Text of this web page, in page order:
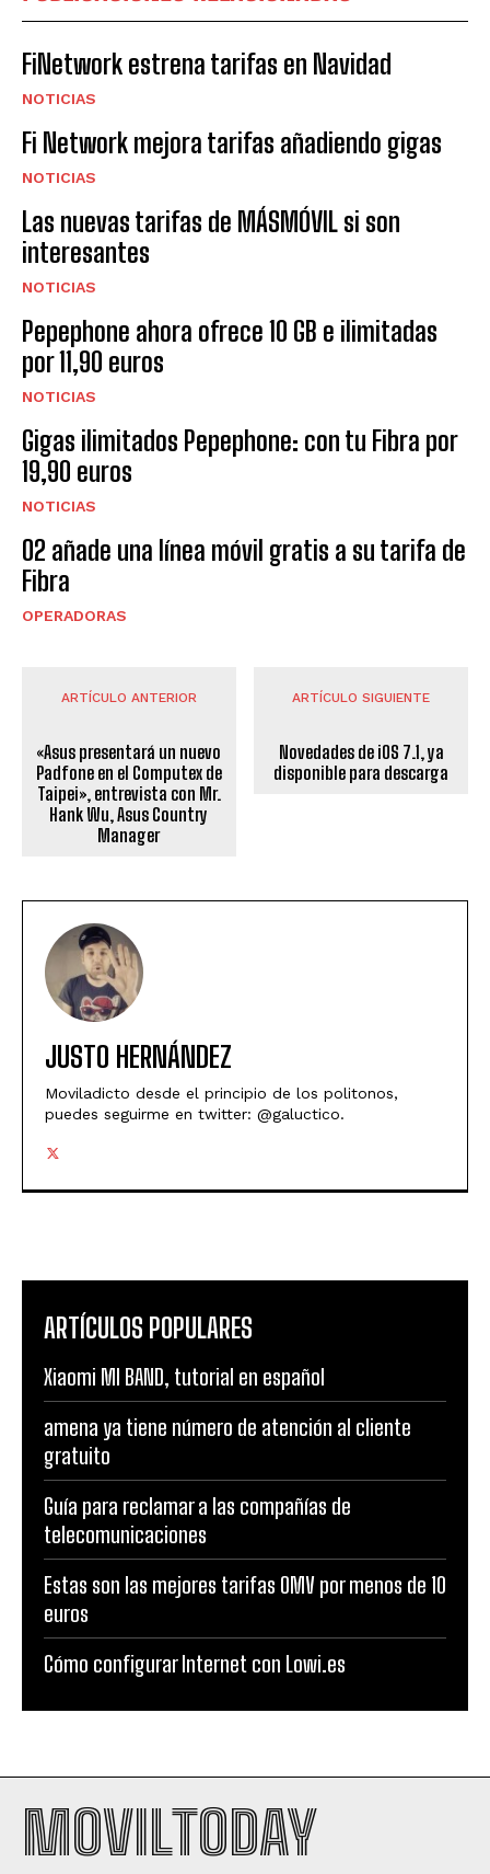
FiNetwork estrena tarifas en Navidad
NOTICIAS
Fi Network mejora tarifas añadiendo gigas
NOTICIAS
Las nuevas tarifas de MÁSMÓVIL si son
interesantes
NOTICIAS
Pepephone ahora ofrece 10 GB e ilimitadas
por 11,90 euros
NOTICIAS
Gigas ilimitados Pepephone: con tu Fibra por
19,90 euros
NOTICIAS
O2 añade una línea móvil gratis a su tarifa de
Fibra
OPERADORAS
ARTÍCULO ANTERIOR
«Asus presentará un nuevo
Padfone en el Computex de
Taipei», entrevista con Mr.
Hank Wu, Asus Country
Manager
ARTÍCULO SIGUIENTE
Novedades de iOS 7.1, ya
disponible para descarga
JUSTO HERNÁNDEZ
Moviladicto desde el principio de los politonos,
puedes seguirme en twitter: @galuctico.
ARTÍCULOS POPULARES
Xiaomi MI BAND, tutorial en español
amena ya tiene número de atención al cliente
gratuito
Guía para reclamar a las compañías de
telecomunicaciones
Estas son las mejores tarifas OMV por menos de 10
euros
Cómo configurar Internet con Lowi.es
MOVILTODAY